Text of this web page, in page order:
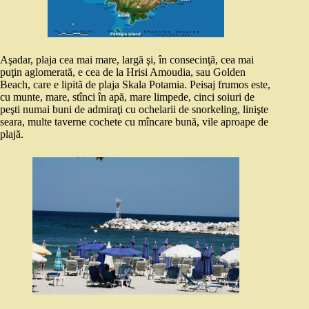
Aşadar, plaja cea mai mare, largă şi, în consecinţă, cea mai
puţin aglomerată, e cea de la Hrisi Amoudia, sau Golden
Beach, care e lipită de plaja Skala Potamia. Peisaj frumos este,
cu munte, mare, stînci în apă, mare limpede, cinci soiuri de
peşti numai buni de admiraţi cu ochelarii de snorkeling, linişte
seara, multe taverne cochete cu mîncare bună, vile aproape de
plajă.